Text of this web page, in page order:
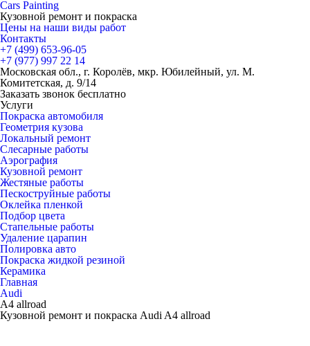
Cars Painting
Кузовной ремонт и покраска
Цены на наши виды работ
Контакты
+7 (499) 653-96-05
+7 (977) 997 22 14
Московская обл., г. Королёв, мкр. Юбилейный, ул. М.
Комитетская, д. 9/14
Заказать звонок бесплатно
Услуги
Покраска автомобиля
Геометрия кузова
Локальный ремонт
Слесарные работы
Аэрография
Кузовной ремонт
Жестяные работы
Пескоструйные работы
Оклейка пленкой
Подбор цвета
Стапельные работы
Удаление царапин
Полировка авто
Покраска жидкой резиной
Керамика
Главная
Audi
A4 allroad
Кузовной ремонт и покраска Audi A4 allroad